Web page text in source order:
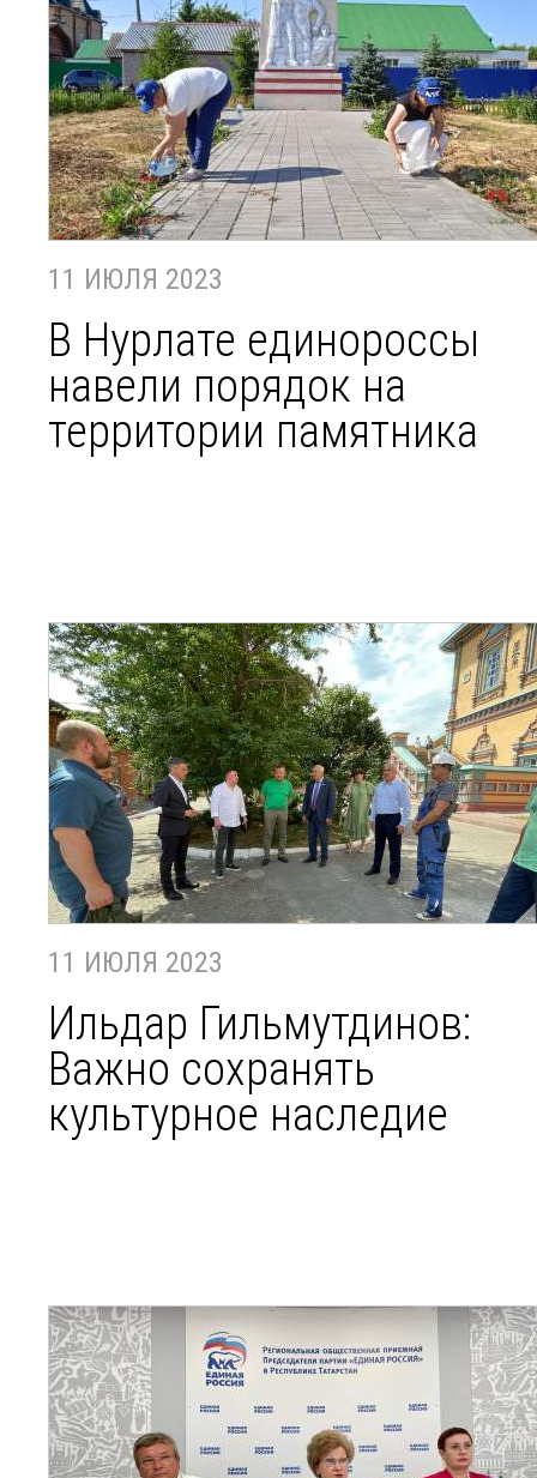
11 ИЮЛЯ 2023
В Нурлате единороссы
навели порядок на
территории памятника
11 ИЮЛЯ 2023
Ильдар Гильмутдинов:
Важно сохранять
культурное наследие